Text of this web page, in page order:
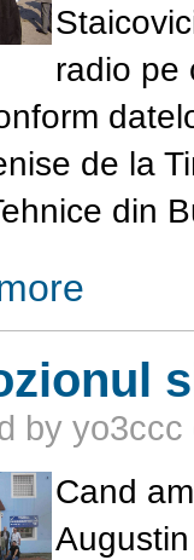
radio pe
de la
din
by yo3ccc
Cand